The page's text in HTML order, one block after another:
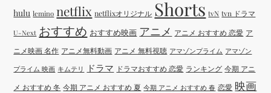
hulu lemino netflix netflixオリジナル Shorts tvN tvn ドラマ
U-Next おすすめ おすすめ映画 アニメ アニメ おすすめ 恋愛 ア
ニメ映画 名作 アニメ無料動画 アニメ 無料視聴 アマゾンプライム アマゾン
プライム 映画 キムテリ ドラマ ドラマおすすめ 恋愛 ランキング 今期 アニ
メ おすすめ 冬 今期 アニメ おすすめ 夏 今期 アニメ おすすめ 春 恋愛 映画